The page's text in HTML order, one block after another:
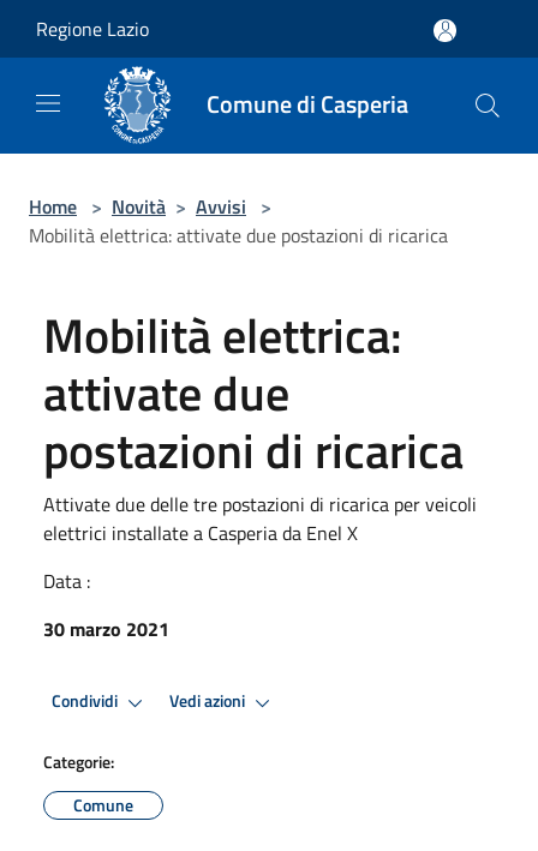
Regione Lazio
Comune di Casperia
Home > Novità > Avvisi >
Mobilità elettrica: attivate due postazioni di ricarica
Mobilità elettrica:
attivate due
postazioni di ricarica
Attivate due delle tre postazioni di ricarica per veicoli
elettrici installate a Casperia da Enel X
Data :
30 marzo 2021
Condividi Vedi azioni
Categorie:
Comune